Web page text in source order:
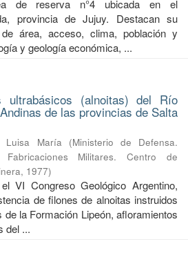
de reserva n°4 ubicada en el
provincia de Jujuy. Destacan su
área, acceso, clima, población y
y geología económica, ...
(alnoitas) del Río
de las provincias de Salta
Luisa María (Ministerio de Defensa.
Militares. Centro de
, 1977)
VI Congreso Geológico Argentino,
de filones de alnoitas instruidos
la Formación Lipeón, afloramientos
del ...